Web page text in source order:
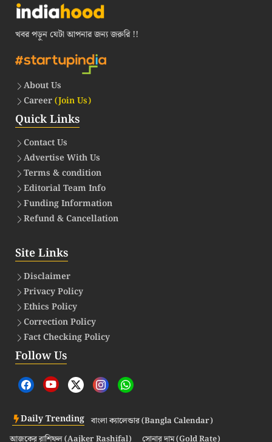
খবর পড়ুন যেটা আপনার জন্য জরুরি !!
About Us
Career(Join Us)
Quick Links
Contact Us
Advertise With Us
Terms & condition
Editorial Team Info
Funding Information
Refund & Cancellation
Site Links
Disclaimer
Privacy Policy
Ethics Policy
Correction Policy
Fact Checking Policy
Follow Us
Daily Trending বাংলা ক্যালেন্ডার (Bangla Calendar)